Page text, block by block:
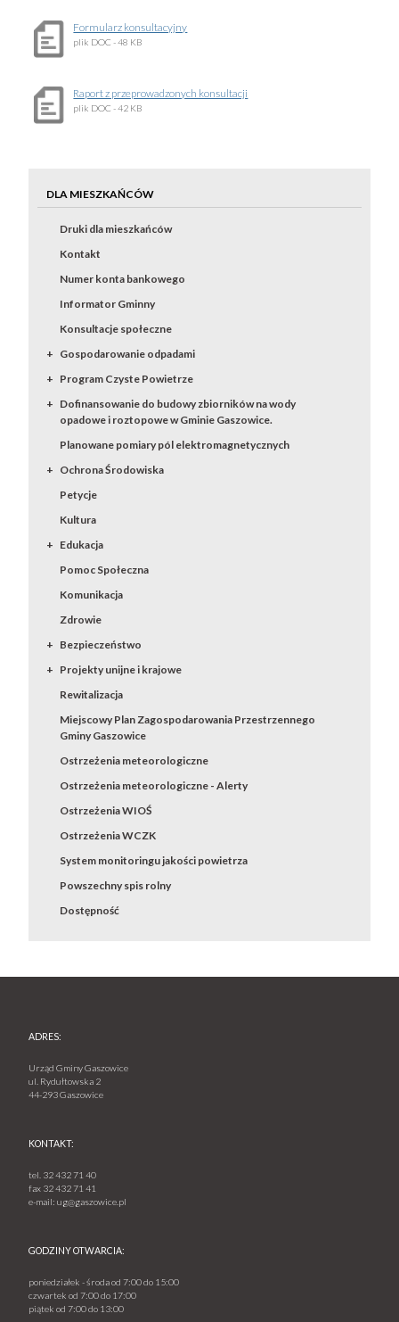
Formularz konsultacyjny
plik DOC - 48 KB
Raport z przeprowadzonych konsultacji
plik DOC - 42 KB
DLA MIESZKAŃCÓW
Druki dla mieszkańców
Kontakt
Numer konta bankowego
Informator Gminny
Konsultacje społeczne
Gospodarowanie odpadami
Program Czyste Powietrze
Dofinansowanie do budowy zbiorników na wody
opadowe i roztopowe w Gminie Gaszowice.
Planowane pomiary pól elektromagnetycznych
Ochrona Środowiska
Petycje
Kultura
Edukacja
Pomoc Społeczna
Komunikacja
Zdrowie
Bezpieczeństwo
Projekty unijne i krajowe
Rewitalizacja
Miejscowy Plan Zagospodarowania Przestrzennego
Gminy Gaszowice
Ostrzeżenia meteorologiczne
Ostrzeżenia meteorologiczne - Alerty
Ostrzeżenia WIOŚ
Ostrzeżenia WCZK
System monitoringu jakości powietrza
Powszechny spis rolny
Dostępność
ADRES:
Urząd Gminy Gaszowice
ul. Rydułtowska 2
44-293 Gaszowice
KONTAKT:
tel. 32 432 71 40
fax 32 432 71 41
e-mail:ug@gaszowice.pl
GODZINY OTWARCIA:
poniedziałek - środa od 7:00 do 15:00
czwartek od 7:00 do 17:00
piątek od 7:00 do 13:00